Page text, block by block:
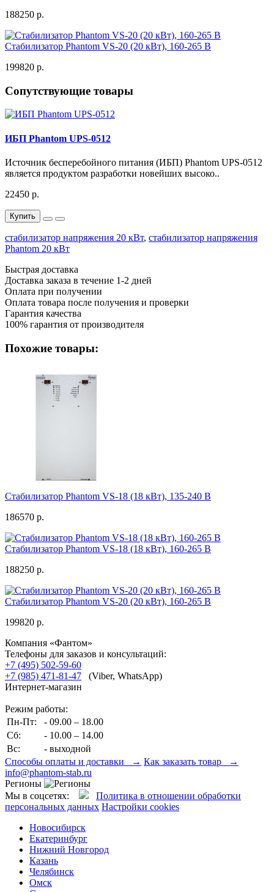
188250 р.
Стабилизатор Phantom VS-20 (20 кВт), 160-265 В
199820 р.
Сопутствующие товары
ИБП Phantom UPS-0512
Источник бесперебойного питания (ИБП) Phantom UPS-0512
является продуктом разработки новейших высоко..
22450 р.
Купить
стабилизатор напряжения 20 кВт, стабилизатор напряжения
Phantom 20 кВт
Быстрая доставка
Доставка заказа в течение 1-2 дней
Оплата при получении
Оплата товара после получения и проверки
Гарантия качества
100% гарантия от производителя
Похожие товары:
Стабилизатор Phantom VS-18 (18 кВт), 135-240 В
186570 р.
Стабилизатор Phantom VS-18 (18 кВт), 160-265 В
188250 р.
Стабилизатор Phantom VS-20 (20 кВт), 160-265 В
199820 р.
Компания «Фантом»
Телефоны для заказов и консультаций:
+7 (495) 502-59-60
+7 (985) 471-81-47 (Viber, WhatsApp)
Интернет-магазин
Режим работы:
Пн-Пт:
- 09.00 – 18.00
Сб:
- 10.00 – 14.00
Вс:
- выходной
Способы оплаты и доставки → Как заказать товар →
info@phantom-stab.ru
Регионы
Мы в соцсетях:
Политика в отношении обработки
персональных данных Настройки cookies
Новосибирск
Екатеринбург
Нижний Новгород
Казань
Челябинск
Омск